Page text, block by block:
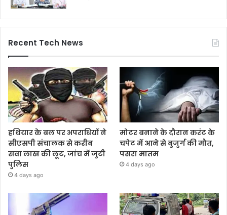
Recent Tech News
हथियार के बल पर अपराधियों ने
सीएसपी संचालक से करीब
सवा लाख की लूट, जांच में जुटी
पुलिस
4 days ago
मोटर बनाने के दौरान करंट के
चपेट में आने से बुजुर्ग की मौत,
पसरा मातम
4 days ago